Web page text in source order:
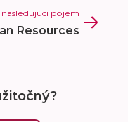
nasledujúci pojem
Resources